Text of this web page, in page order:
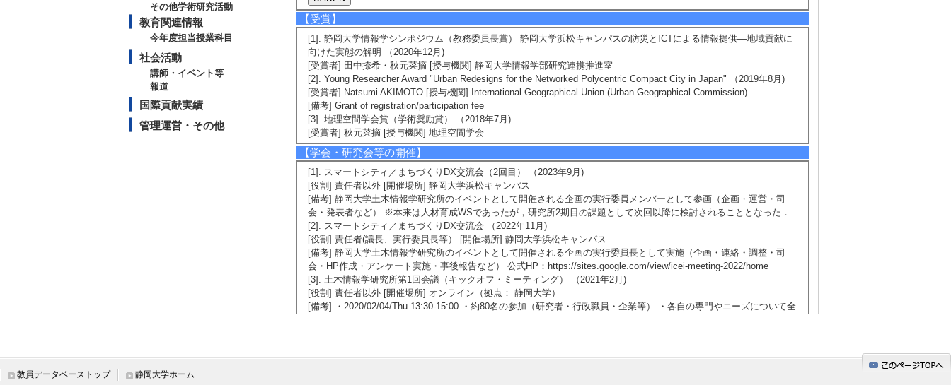
その他学術研究活動
教育関連情報
今年度担当授業科目
社会活動
講師・イベント等
報道
国際貢献実績
管理運営・その他
【受賞】
[1]. 静岡大学情報学シンポジウム（教務委員長賞） 静岡大学浜松キャンパスの防災とICTによる情報提供―地域貢献に
向けた実態の解明 （2020年12月)
[受賞者] 田中捺希・秋元菜摘 [授与機関] 静岡大学情報学部研究連携推進室
[2]. Young Researcher Award "Urban Redesigns for the Networked Polycentric Compact City in Japan" （2019年8月)
[受賞者] Natsumi AKIMOTO [授与機関] International Geographical Union (Urban Geographical Commission)
[備考] Grant of registration/participation fee
[3]. 地理空間学会賞（学術奨励賞） （2018年7月)
[受賞者] 秋元菜摘 [授与機関] 地理空間学会
【学会・研究会等の開催】
[1]. スマートシティ／まちづくりDX交流会（2回目） （2023年9月)
[役割] 責任者以外 [開催場所] 静岡大学浜松キャンパス
[備考] 静岡大学土木情報学研究所のイベントとして開催される企画の実行委員メンバーとして参画（企画・運営・司
会・発表者など） ※本来は人材育成WSであったが，研究所2期目の課題として次回以降に検討されることとなった．
[2]. スマートシティ／まちづくりDX交流会 （2022年11月)
[役割] 責任者(議長、実行委員長等） [開催場所] 静岡大学浜松キャンパス
[備考] 静岡大学土木情報学研究所のイベントとして開催される企画の実行委員長として実施（企画・連絡・調整・司
会・HP作成・アンケート実施・事後報告など） 公式HP：https://sites.google.com/view/icei-meeting-2022/home
[3]. 土木情報学研究所第1回会議（キックオフ・ミーティング） （2021年2月)
[役割] 責任者以外 [開催場所] オンライン（拠点： 静岡大学）
[備考] ・2020/02/04/Thu 13:30-15:00 ・約80名の参加（研究者・行政職員・企業等） ・各自の専門やニーズについて全
[備考] 科研費により設置された「人文系データベース協議会」の第24回シンポジウムの実行委員（運営全般・会計担
教員データベーストップ 静岡大学ホーム